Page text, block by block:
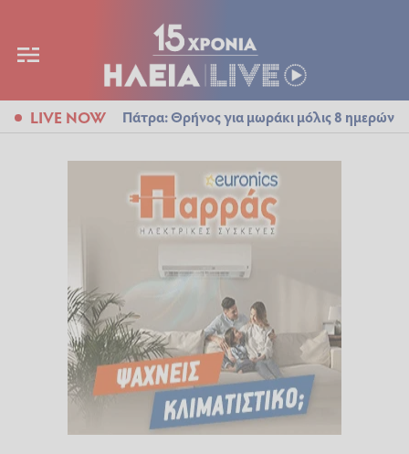
LIVE NOW Πάτρα: Θρήνος για μωράκι μόλις 8 ημερών